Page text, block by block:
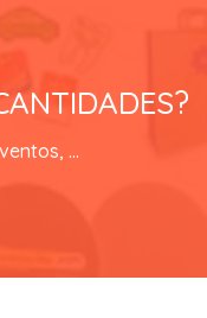
...
con precios especiales